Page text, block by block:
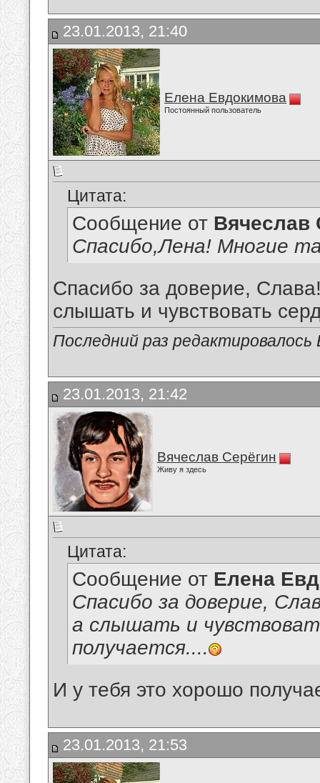
23.01.2013, 21:40
Елена Евдокимова
Постоянный пользователь
Цитата:
Сообщение от Вячеслав
Спасибо,Лена! Многие
Спасибо за доверие,
слышать и чувствовать
Последний раз
23.01.2013, 21:42
Вячеслав Серёгин
Живу я здесь
Цитата:
Сообщение от Елена
Спасибо за доверие,
а слышать и
получается....
И у тебя это хорошо
23.01.2013, 21:53